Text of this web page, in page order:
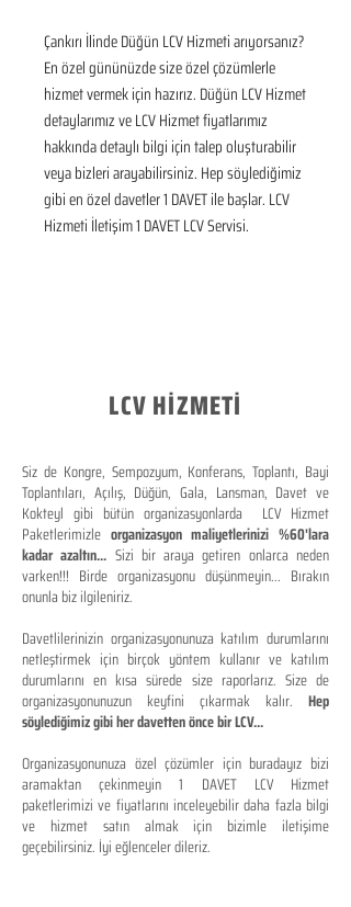
Çankırı İlinde Düğün LCV Hizmeti arıyorsanız?
En özel gününüzde size özel çözümlerle
hizmet vermek için hazırız. Düğün LCV Hizmet
detaylarımız ve LCV Hizmet fiyatlarımız
hakkında detaylı bilgi için talep oluşturabilir
veya bizleri arayabilirsiniz. Hep söylediğimiz
gibi en özel davetler 1 DAVET ile başlar. LCV
Hizmeti İletişim 1 DAVET LCV Servisi.
LCV HİZMETİ
Siz de Kongre, Sempozyum, Konferans, Toplantı, Bayi
Toplantıları, Açılış, Düğün, Gala, Lansman, Davet ve
Kokteyl gibi bütün organizasyonlarda LCV Hizmet
Paketlerimizle organizasyon maliyetlerinizi %60'lara
kadar azaltın... Sizi bir araya getiren onlarca neden
varken!!! Birde organizasyonu düşünmeyin... Bırakın
onunla biz ilgileniriz.
Davetlilerinizin organizasyonunuza katılım durumlarını
netleştirmek için birçok yöntem kullanır ve katılım
durumlarını en kısa sürede size raporlarız. Size de
organizasyonunuzun keyfini çıkarmak kalır. Hep
söylediğimiz gibi her davetten önce bir LCV...
Organizasyonunuza özel çözümler için buradayız bizi
aramaktan çekinmeyin 1 DAVET LCV Hizmet
paketlerimizi ve fiyatlarını inceleyebilir daha fazla bilgi
ve hizmet satın almak için bizimle iletişime
geçebilirsiniz. İyi eğlenceler dileriz.